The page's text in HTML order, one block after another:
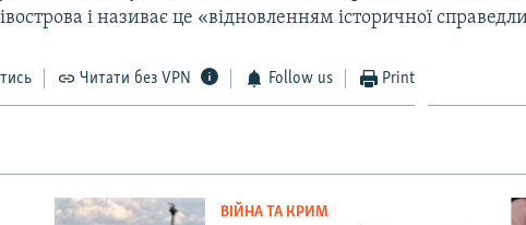
і називає це «відновленням історичної
Читати без VPN Follow us Print
ВІЙНА ТА КРИМ